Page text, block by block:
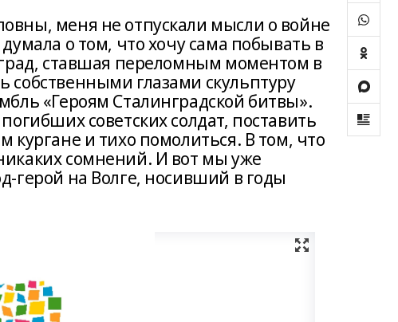
меня не отпускали мысли о войне
о том, что хочу сама побывать в
ставшая переломным моментом в
собственными глазами скульптуру
«Героям Сталинградской битвы».
советских солдат, поставить
кургане и тихо помолиться. В том, что
сомнений. И вот мы уже
герой на Волге, носивший в годы